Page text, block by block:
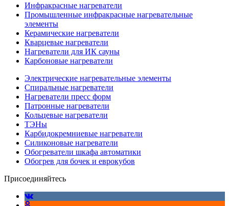
Инфракрасные нагреватели
Промышленные инфракрасные нагревательные
элементы
Керамические нагреватели
Кварцевые нагреватели
Нагреватели для ИК сауны
Карбоновые нагреватели
Электрические нагревательные элементы
Спиральные нагреватели
Нагреватели пресс форм
Патронные нагреватели
Кольцевые нагреватели
ТЭНы
Карбидокремниевые нагреватели
Силиконовые нагреватели
Обогреватели шкафа автоматики
Обогрев для бочек и еврокубов
Присоединяйтесь